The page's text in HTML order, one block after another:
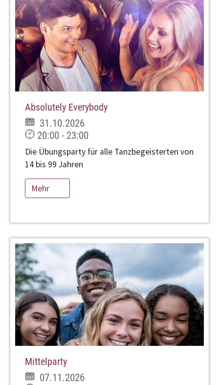
Absolutely Everybody
31.10.2026
20:00 - 23:00
Die Übungsparty für alle Tanzbegeisterten von
14 bis 99 Jahren
Mehr
Mittelparty
07.11.2026